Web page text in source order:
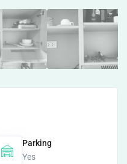
Parking
Yes